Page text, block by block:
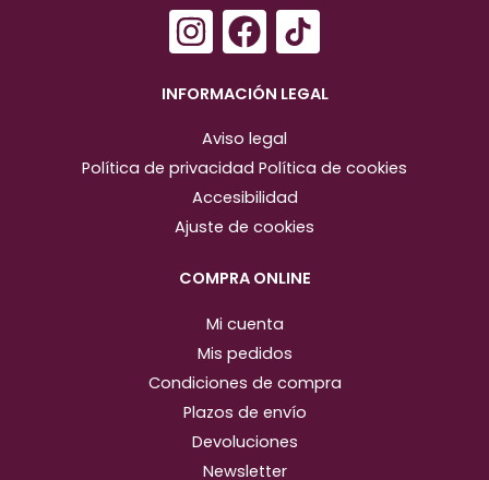
I
n
s
a
g
r
m
F
a
c
e
b
o
o
INFORMACIÓN LEGAL
Aviso legal
Política de privacidad Política de cookies
Accesibilidad
Ajuste de cookies
COMPRA ONLINE
Mi cuenta
Mis pedidos
Condiciones de compra
Plazos de envío
Devoluciones
Newsletter